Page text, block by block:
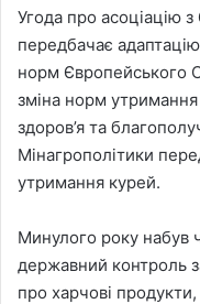
l
o
w
o
n
X
n
e
m
a
i
Угода про асоціацію
передбачає
норм Європейського
зміна норм
здоров’я та
Мінагрополітики
утримання курей.
Минулого року набув
державний контроль
про харчові